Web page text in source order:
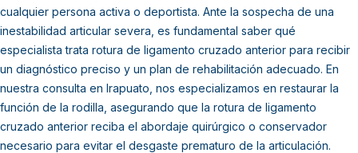
cualquier persona activa o deportista. Ante la sospecha de una
inestabilidad articular severa, es fundamental saber qué
especialista trata rotura de ligamento cruzado anterior para recibir
un diagnóstico preciso y un plan de rehabilitación adecuado. En
nuestra consulta en Irapuato, nos especializamos en restaurar la
función de la rodilla, asegurando que la rotura de ligamento
cruzado anterior reciba el abordaje quirúrgico o conservador
necesario para evitar el desgaste prematuro de la articulación.